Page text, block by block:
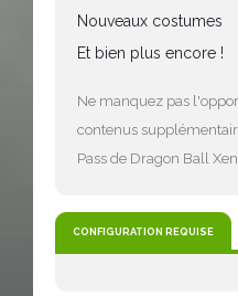
Nouveaux costumes
Et bien plus encore !
Ne manquez pas
contenus
Pass de Dragon Ball
CONFIGURATION REQUISE